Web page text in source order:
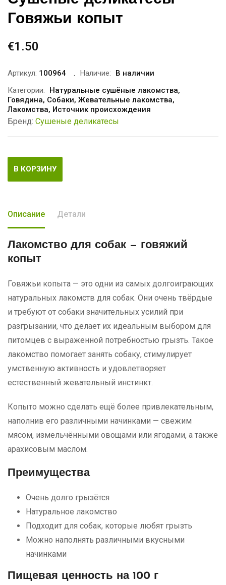
Говяжьи копыт
€1.50
Артикул: 100964 Наличие:
В наличии
Категории:
Натуральные сушёные лакомства,
Говядина, Собаки, Жевательные лакомства,
Лакомства, Источник происхождения
Бренд: Сушеные деликатесы
В КОРЗИНУ
Описание Детали
Лакомство для собак — говяжий
копыт
Говяжьи копыта — это одни из самых долгоиграющих
натуральных лакомств для собак. Они очень твёрдые
и требуют от собаки значительных усилий при
разгрызании, что делает их идеальным выбором для
питомцев с выраженной потребностью грызть. Такое
лакомство помогает занять собаку, стимулирует
умственную активность и удовлетворяет
естественный жевательный инстинкт.
Копыто можно сделать ещё более привлекательным,
наполнив его различными начинками — свежим
мясом, измельчёнными овощами или ягодами, а также
арахисовым маслом.
Преимущества
Очень долго грызётся
Натуральное лакомство
Подходит для собак, которые любят грызть
Можно наполнять различными вкусными
начинками
Пищевая ценность на 100 г